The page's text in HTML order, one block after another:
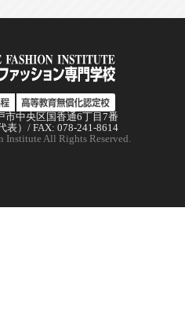
市中央区国香通6丁目7番
表）/ FAX: 078-241-8614
Institute All Rights Reserved.